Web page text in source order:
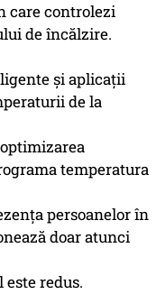
care controlezi
de încălzire.
și aplicații
de la
temperatura
persoanelor în
doar atunci
redus.